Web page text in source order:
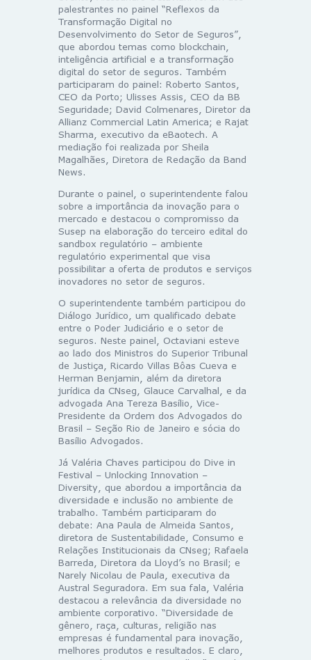
palestrantes no painel “Reflexos da
Transformação Digital no
Desenvolvimento do Setor de Seguros”,
que abordou temas como blockchain,
inteligência artificial e a transformação
digital do setor de seguros. Também
participaram do painel: Roberto Santos,
CEO da Porto; Ulisses Assis, CEO da BB
Seguridade; David Colmenares, Diretor da
Allianz Commercial Latin America; e Rajat
Sharma, executivo da eBaotech. A
mediação foi realizada por Sheila
Magalhães, Diretora de Redação da Band
News.
Durante o painel, o superintendente falou
sobre a importância da inovação para o
mercado e destacou o compromisso da
Susep na elaboração do terceiro edital do
sandbox regulatório – ambiente
regulatório experimental que visa
possibilitar a oferta de produtos e serviços
inovadores no setor de seguros.
O superintendente também participou do
Diálogo Jurídico, um qualificado debate
entre o Poder Judiciário e o setor de
seguros. Neste painel, Octaviani esteve
ao lado dos Ministros do Superior Tribunal
de Justiça, Ricardo Villas Bôas Cueva e
Herman Benjamin, além da diretora
jurídica da CNseg, Glauce Carvalhal, e da
advogada Ana Tereza Basílio, Vice-
Presidente da Ordem dos Advogados do
Brasil – Seção Rio de Janeiro e sócia do
Basílio Advogados.
Já Valéria Chaves participou do Dive in
Festival – Unlocking Innovation –
Diversity, que abordou a importância da
diversidade e inclusão no ambiente de
trabalho. Também participaram do
debate: Ana Paula de Almeida Santos,
diretora de Sustentabilidade, Consumo e
Relações Institucionais da CNseg; Rafaela
Barreda, Diretora da Lloyd’s no Brasil; e
Narely Nicolau de Paula, executiva da
Austral Seguradora. Em sua fala, Valéria
destacou a relevância da diversidade no
ambiente corporativo. “Diversidade de
gênero, raça, culturas, religião nas
empresas é fundamental para inovação,
melhores produtos e resultados. E claro,